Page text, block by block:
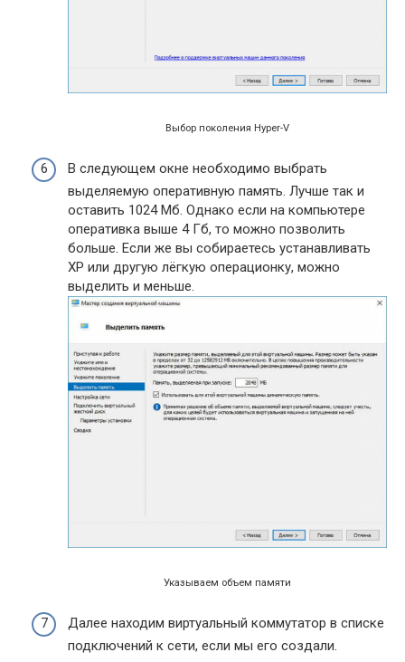
Выбор поколения Hyper-V
В следующем окне необходимо выбрать
выделяемую оперативную память. Лучше так и
оставить 1024 Мб. Однако если на компьютере
оперативка выше 4 Гб, то можно позволить
больше. Если же вы собираетесь устанавливать
XP или другую лёгкую операционку, можно
выделить и меньше.
Указываем объем памяти
Далее находим виртуальный коммутатор в списке
подключений к сети, если мы его создали.